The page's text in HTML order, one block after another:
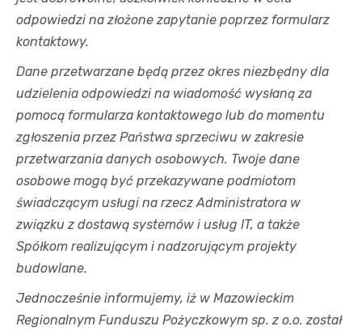
odpowiedzi na złożone zapytanie poprzez formularz
kontaktowy.
Dane przetwarzane będą przez okres niezbędny dla
udzielenia odpowiedzi na wiadomość wysłaną za
pomocą formularza kontaktowego lub do momentu
zgłoszenia przez Państwa sprzeciwu w zakresie
przetwarzania danych osobowych. Twoje dane
osobowe mogą być przekazywane podmiotom
świadczącym usługi na rzecz Administratora w
związku z dostawą systemów i usług IT, a także
Spółkom realizującym i nadzorującym projekty
budowlane.
Jednocześnie informujemy, iż w Mazowieckim
Regionalnym Funduszu Pożyczkowym sp. z o.o. został